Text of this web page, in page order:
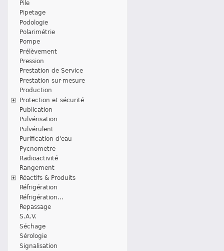
Pile
Pipetage
Podologie
Polarimétrie
Pompe
Prélèvement
Pression
Prestation de Service
Prestation sur-mesure
Production
Protection et sécurité
Publication
Pulvérisation
Pulvérulent
Purification d'eau
Pycnometre
Radioactivité
Rangement
Réactifs & Produits
Réfrigération
Réfrigération...
Repassage
S.A.V.
Séchage
Sérologie
Signalisation